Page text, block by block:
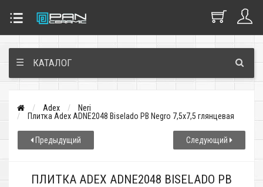
☰ КАТАЛОГ
Adex
Neri
Плитка Adex ADNE2048 Biselado PB Negro 7,5x7,5 глянцевая
Предыдущий Следующий
ПЛИТКА ADEX ADNE2048 BISELADO PB